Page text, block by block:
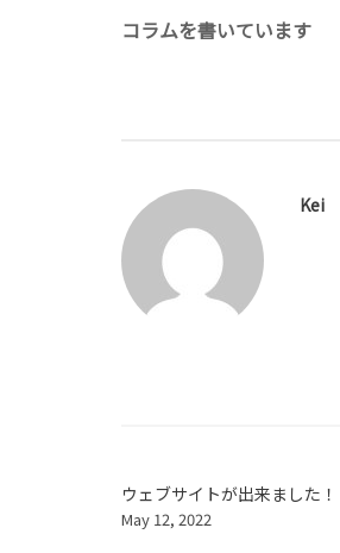
navigation
コラムを書いています
Kei
ウェブサイトが出来ました！
May 12, 2022